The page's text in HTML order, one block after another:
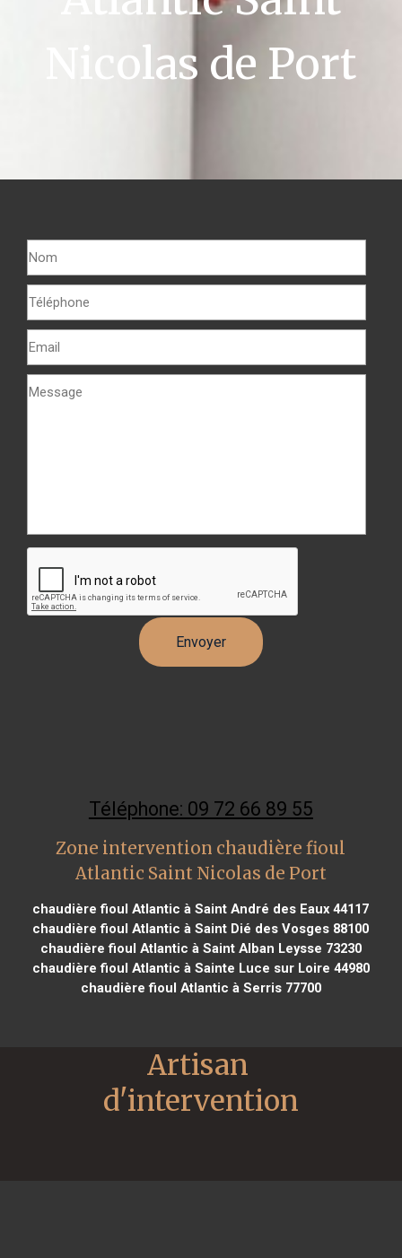
Nicolas de Port
Téléphone: 09 72 66 89 55
Zone intervention chaudière fioul
Atlantic Saint Nicolas de Port
chaudière fioul Atlantic à Saint André des Eaux 44117
chaudière fioul Atlantic à Saint Dié des Vosges 88100
chaudière fioul Atlantic à Saint Alban Leysse 73230
chaudière fioul Atlantic à Sainte Luce sur Loire 44980
chaudière fioul Atlantic à Serris 77700
Artisan
d'intervention